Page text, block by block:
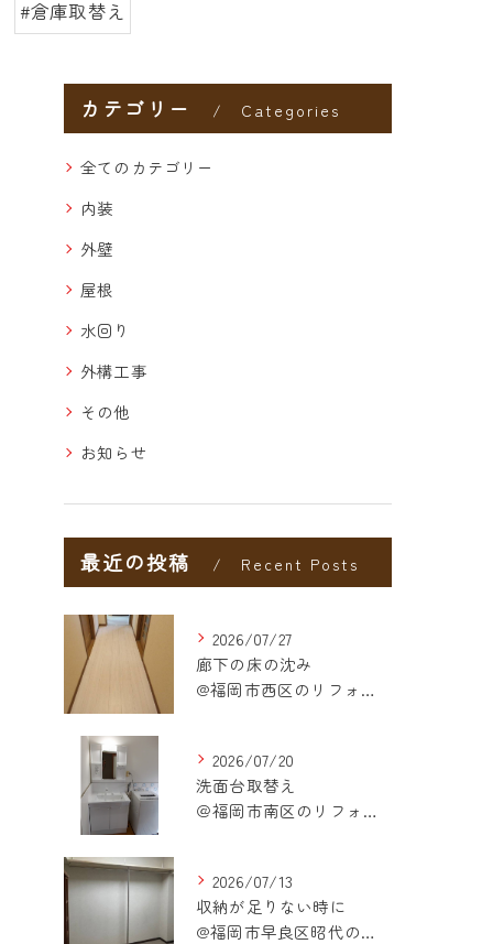
#倉庫取替え
カテゴリー Categories
全てのカテゴリー
内装
外壁
屋根
水回り
外構工事
その他
お知らせ
最近の投稿 Recent Posts
2026/07/27
廊下の床の沈み
@福岡市西区のリフォーム
2026/07/20
洗面台取替え
＠福岡市南区のリフォーム
2026/07/13
収納が足りない時に
@福岡市早良区昭代のリフォーム